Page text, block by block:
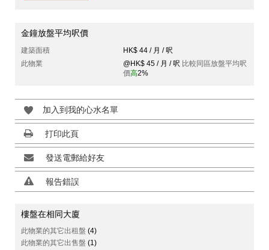
金鐘放盤平均呎價
建築面積
HK$ 44 / 月 / 呎
此物業
@HK$ 45 / 月 / 呎 比較同區放盤平均呎
價高2%
加入到我的心水名單
打印此頁
發送電郵給好友
報告錯誤
樓盤在相同大廈
此物業的其它出租盤 (4)
此物業的其它出售盤 (1)